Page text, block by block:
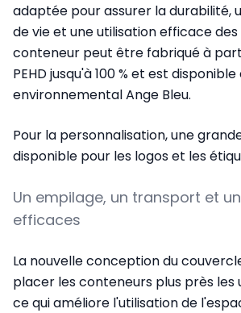
adaptée pour assurer la durabilité,
de vie et une utilisation efficace des
conteneur peut être fabriqué à
PEHD jusqu'à 100 % et est
environnemental Ange Bleu.
Pour la personnalisation, une
disponible pour les logos et les
Un empilage, un transport et
efficaces
La nouvelle conception du
placer les conteneurs plus près les
ce qui améliore l'utilisation de